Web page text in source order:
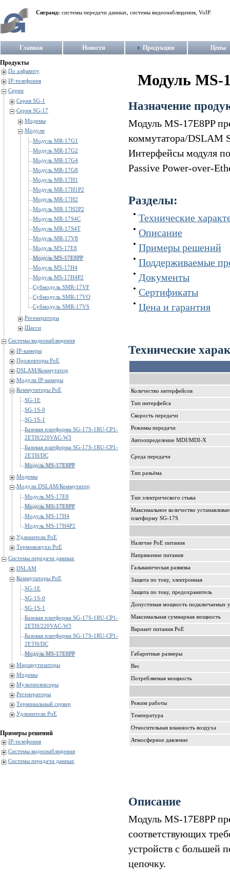
Сигранд: системы передачи данных, системы видеонаблюдения, VoIP.
Главная Новости Продукция Цены
Продукты
По алфавиту
IP-телефония
Серии
Серия SG-1
Серия SG-17
Модемы
Модули
Модуль MR-17G1
Модуль MR-17G2
Модуль MR-17G4
Модуль MR-17G8
Модуль MR-17H1
Модуль MR-17H1P2
Модуль MR-17H2
Модуль MR-17H2P2
Модуль MR-17S4C
Модуль MR-17S4T
Модуль MR-17V8
Модуль MS-17E8
Модуль MS-17E8PP
Модуль MS-17H4
Модуль MS-17H4P2
Субмодуль SMR-17VF
Субмодуль SMR-17VO
Субмодуль SMR-17VS
Регенераторы
Шасси
Системы видеонаблюдения
IP-камеры
Прожекторы PoE
DSLAM/Коммутатор
Модули IP-камеры
Коммутаторы PoE
SG-1E
SG-1S-0
SG-1S-1
Базовая платформа SG-17S-1RU-CP1-
2ETH/220VAC-W3
Базовая платформа SG-17S-1RU-CP1-
2ETH/DC
Модуль MS-17E8PP
Модемы
Модули DSLAM/Коммутатор
Модуль MS-17E8
Модуль MS-17E8PP
Модуль MS-17H4
Модуль MS-17H4P2
Удлинители PoE
Термокожухи PoE
Системы передачи данных
DSLAM
Коммутаторы PoE
SG-1E
SG-1S-0
SG-1S-1
Базовая платформа SG-17S-1RU-CP1-
2ETH/220VAC-W3
Базовая платформа SG-17S-1RU-CP1-
2ETH/DC
Модуль MS-17E8PP
Маршрутизаторы
Модемы
Мультиплексоры
Регенераторы
Терминальный сервер
Удлинители PoE
Примеры решений
IP-телефония
Системы видеонаблюдения
Системы передачи данных
Модуль MS-
Назначение
Модуль MS-17E8PP
коммутатора/DSLAM
Интерфейсы модуля
Passive Power-over-
Разделы:
Технические
Описание
Примеры решений
Поддерживаемые
Документы
Сертификаты
Цена и гарантия
Технические
Количество интерфейсов
Тип интерфейса
Скорость передачи
Режимы передачи
Автоопределение MDI/MDI-X
Среда передачи
Тип разъёма
Тип электрического стыка
Максимальное количество
платформу SG-17S
Наличие PoE питания
Напряжение питания
Гальваническая развязка
Защита по току, электронная
Защита по току, предохранитель
Допустимая мощность подключаемых
Максимальная суммарная мощность
Вариант питания PoE
Габаритные размеры
Вес
Потребляемая мощность
Режим работы
Температура
Относительная влажность воздуха
Атмосферное давление
Описание
Модуль MS-17E8PP
соответствующих
устройств с большей
цепочку.